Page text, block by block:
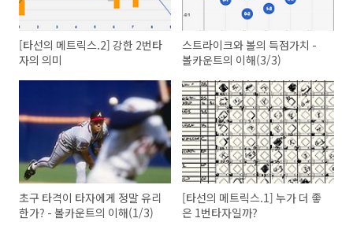
[타선의 메트릭스.2] 강한 2번타
자의 의미
스트라이크와 볼의 득점가치 -
볼카운트의 이해(3/3)
초구 타격이 타자에게 정말 유리
한가? - 볼카운트의 이해(1/3)
[타선의 메트릭스.1] 누가 더 좋
은 1번타자일까?